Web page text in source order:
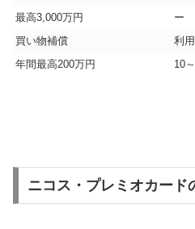
最高3,000万円
ー
買い物補償
利
年間最高200万円
10
ニコス・プレミオカード